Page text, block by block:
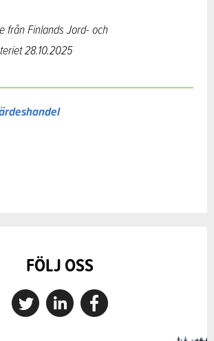
från Finlands Jord- och
28.10.2025
FÖLJ OSS